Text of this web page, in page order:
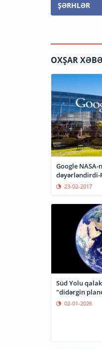
ŞƏRHLƏR
OXŞAR
Google NASA-
dəyərləndirdi-
23-02-2017
Süd Yolu
"didərgin
02-01-2026